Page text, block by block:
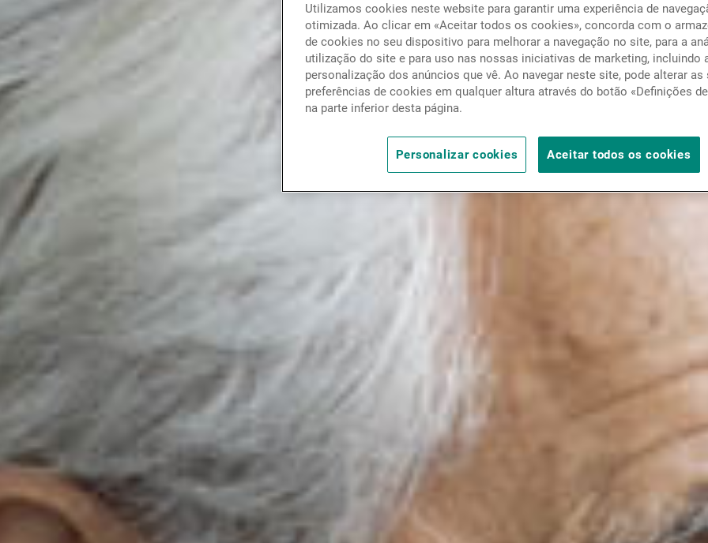
Contactos
Utilizamos cookies neste website para garantir uma experiência de
otimizada. Ao clicar em «Aceitar todos os cookies», concorda com o
de cookies no seu dispositivo para melhorar a navegação no site, para a
utilização do site e para uso nas nossas iniciativas de marketing, incluindo
personalização dos anúncios que vê. Ao navegar neste site, pode alterar as
preferências de cookies em qualquer altura através do botão «Definições
na parte inferior desta página.
Personalizar cookies Aceitar todos os cookies